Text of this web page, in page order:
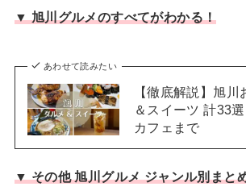
▼ 旭川グルメのすべてがわかる！
あわせて読みたい
【徹底解説】旭
＆スイーツ 計33
カフェまで
▼ その他 旭川グルメ ジャンル別まと